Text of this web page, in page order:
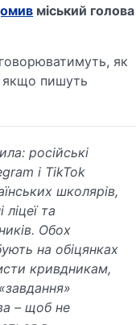
міський голова
як
якщо пишуть
російські
і TikTok
школярів,
ліцеї та
Обох
на обіцянках
кривдникам,
– щоб не